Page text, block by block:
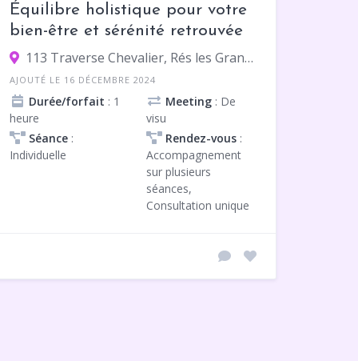
Équilibre holistique pour votre
bien-être et sérénité retrouvée
113 Traverse Chevalier, Rés les Grands Pins bat A1, 13010 Marseille
AJOUTÉ LE 16 DÉCEMBRE 2024
Durée/forfait : 1
heure
Meeting: De
visu
Séance :
Individuelle
Rendez-vous:
Accompagnement
sur plusieurs
séances,
Consultation unique